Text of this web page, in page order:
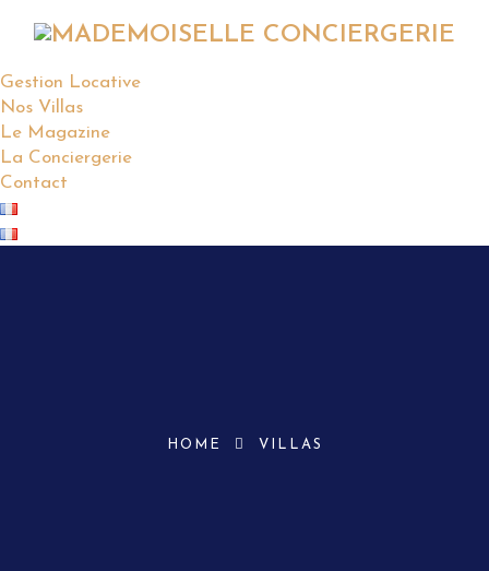
Gestion Locative
Nos Villas
Le Magazine
La Conciergerie
Contact
HOME VILLAS